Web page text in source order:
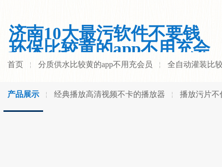
济南10大最污软件不要钱
环保比较黄的app不用充会
员有限公司
首页 分质供水比较黄的app不用充会员 全自动灌装比
产品展示 经典播放高清视频不卡的播放器 播放污片不